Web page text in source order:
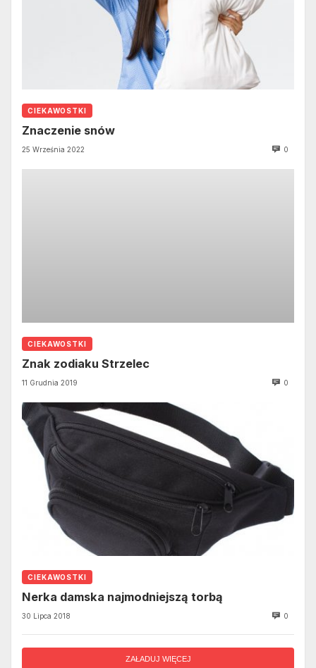
CIEKAWOSTKI
Znaczenie snów
25 Września 2022 0
CIEKAWOSTKI
Znak zodiaku Strzelec
11 Grudnia 2019 0
CIEKAWOSTKI
Nerka damska najmodniejszą torbą
30 Lipca 2018 0
ZAŁADUJ WIĘCEJ